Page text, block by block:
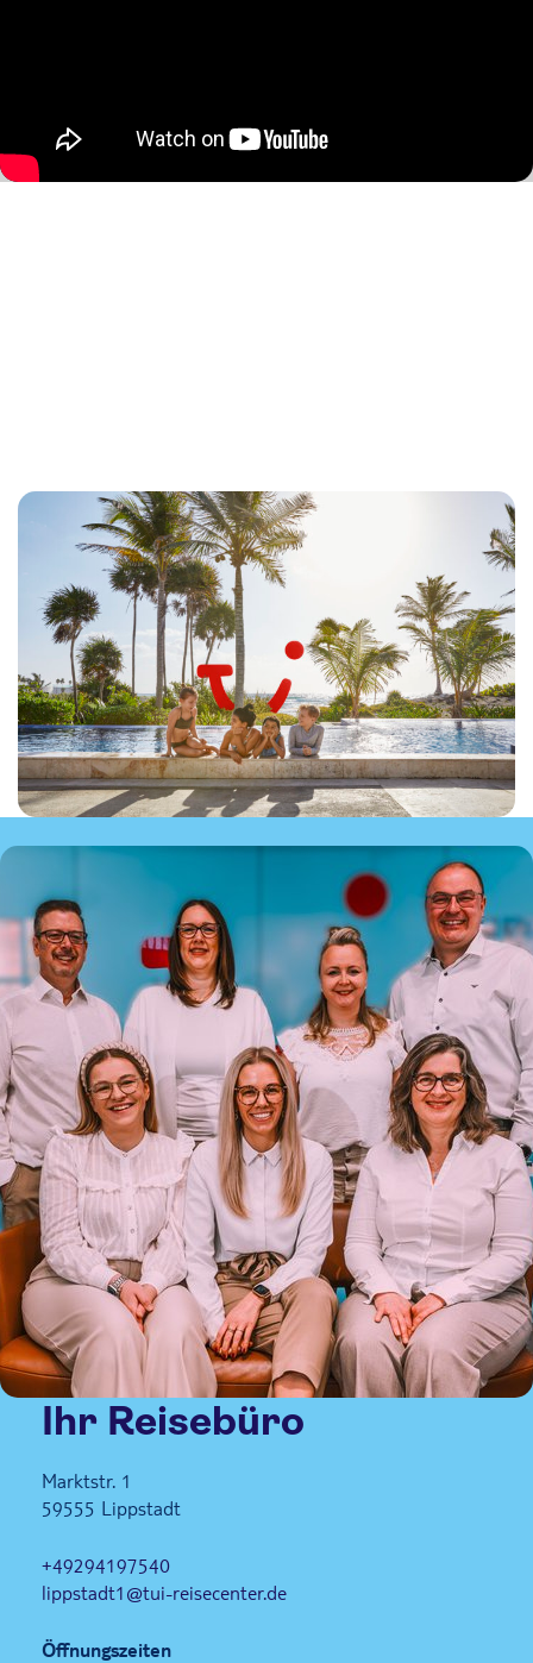
Ihr Reisebüro
Marktstr. 1
59555 Lippstadt
+49294197540
lippstadt1@tui-reisecenter.de
Öffnungszeiten